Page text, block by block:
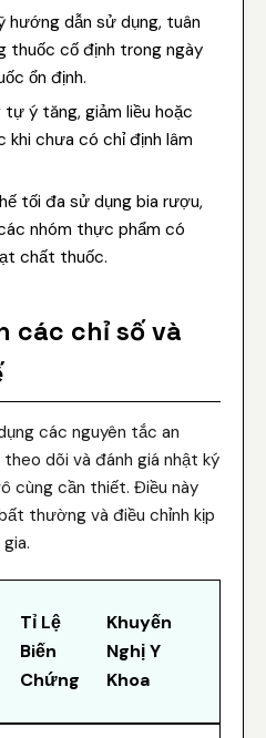
hướng dẫn sử dụng, tuân
thuốc cố định trong ngày
ổn định.
tự ý tăng, giảm liều hoặc
chưa có chỉ định lâm
tối đa sử dụng bia rượu,
nhóm thực phẩm có
chất thuốc.
các chỉ số và
các nguyên tắc an
dõi và đánh giá nhật ký
cùng cần thiết. Điều này
thường và điều chỉnh kịp
Tỉ Lệ
Biến
Chứng
Khuyến
Nghị Y
Khoa